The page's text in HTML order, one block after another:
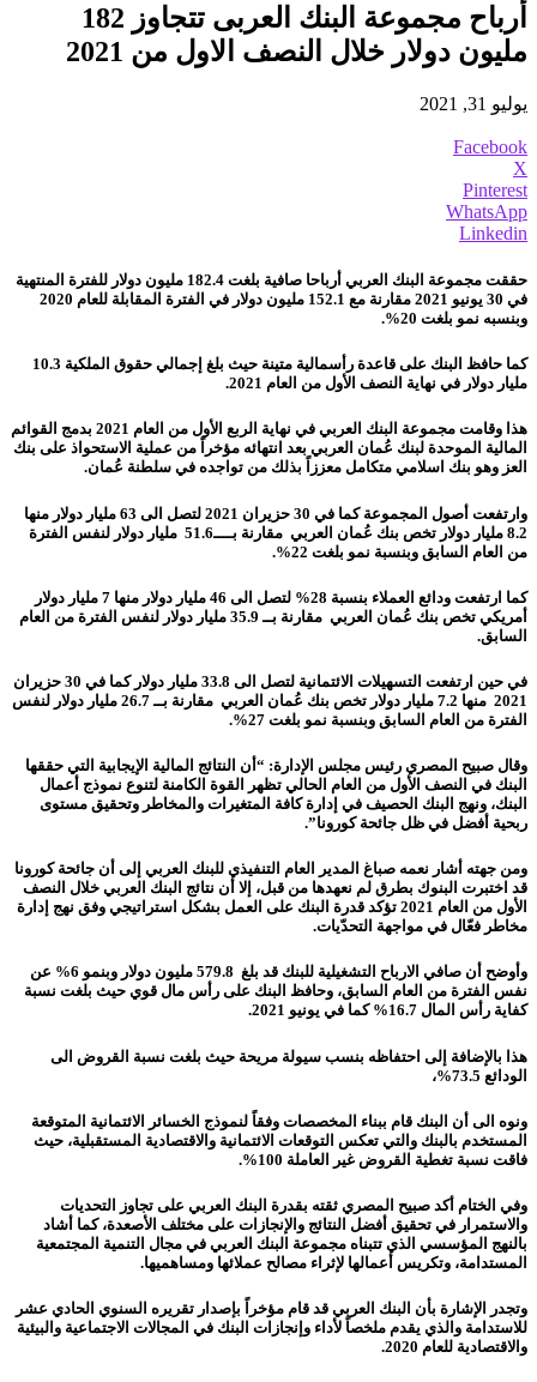
أرباح مجموعة البنك العربى تتجاوز 182
مليون دولار خلال النصف الاول من 2021
يوليو 31, 2021
Facebook
X
Pinterest
WhatsApp
Linkedin
حققت مجموعة البنك العربي أرباحا صافية بلغت 182.4 مليون دولار للفترة المنتهية
في 30 يونيو 2021 مقارنة مع 152.1 مليون دولار في الفترة المقابلة للعام 2020
وبنسبه نمو بلغت 20%.
كما حافظ البنك على قاعدة رأسمالية متينة حيث بلغ إجمالي حقوق الملكية 10.3
مليار دولار في نهاية النصف الأول من العام 2021.
هذا وقامت مجموعة البنك العربي في نهاية الربع الأول من العام 2021 بدمج القوائم
المالية الموحدة لبنك عُمان العربي بعد انتهائه مؤخراً من عملية الاستحواذ على بنك
العز وهو بنك اسلامي متكامل معززاً بذلك من تواجده في سلطنة عُمان.
وارتفعت أصول المجموعة كما في 30 حزيران 2021 لتصل الى 63 مليار دولار منها
8.2 مليار دولار تخص بنك عُمان العربي مقارنة بــــ51.6 مليار دولار لنفس الفترة
من العام السابق وبنسبة نمو بلغت 22%.
كما ارتفعت ودائع العملاء بنسبة 28% لتصل الى 46 مليار دولار منها 7 مليار دولار
أمريكي تخص بنك عُمان العربي مقارنة بــ 35.9 مليار دولار لنفس الفترة من العام
السابق.
في حين ارتفعت التسهيلات الائتمانية لتصل الى 33.8 مليار دولار كما في 30 حزيران
2021 منها 7.2 مليار دولار تخص بنك عُمان العربي مقارنة بــ 26.7 مليار دولار لنفس
الفترة من العام السابق وبنسبة نمو بلغت 27%.
وقال صبيح المصري رئيس مجلس الإدارة: “أن النتائج المالية الإيجابية التي حققها
البنك في النصف الأول من العام الحالي تظهر القوة الكامنة لتنوع نموذج أعمال
البنك، ونهج البنك الحصيف في إدارة كافة المتغيرات والمخاطر وتحقيق مستوى
ربحية أفضل في ظل جائحة كورونا”.
ومن جهته أشار نعمه صباغ المدير العام التنفيذي للبنك العربي إلى أن جائحة كورونا
قد اختبرت البنوك بطرق لم نعهدها من قبل، إلا أن نتائج البنك العربي خلال النصف
الأول من العام 2021 تؤكد قدرة البنك على العمل بشكل استراتيجي وفق نهج إدارة
مخاطر فعّال في مواجهة التحدّيات.
وأوضح أن صافي الارباح التشغيلية للبنك قد بلغ 579.8 مليون دولار وبنمو 6% عن
نفس الفترة من العام السابق، وحافظ البنك على رأس مال قوي حيث بلغت نسبة
كفاية رأس المال 16.7% كما في يونيو 2021.
هذا بالإضافة إلى احتفاظه بنسب سيولة مريحة حيث بلغت نسبة القروض الى
الودائع 73.5%،
ونوه الى أن البنك قام ببناء المخصصات وفقاً لنموذج الخسائر الائتمانية المتوقعة
المستخدم بالبنك والتي تعكس التوقعات الائتمانية والاقتصادية المستقبلية، حيث
فاقت نسبة تغطية القروض غير العاملة 100%.
وفي الختام أكد صبيح المصري ثقته بقدرة البنك العربي على تجاوز التحديات
والاستمرار في تحقيق أفضل النتائج والإنجازات على مختلف الأصعدة، كما أشاد
بالنهج المؤسسي الذي تتبناه مجموعة البنك العربي في مجال التنمية المجتمعية
المستدامة، وتكريس أعمالها لإثراء مصالح عملائها ومساهميها.
وتجدر الإشارة بأن البنك العربي قد قام مؤخراً بإصدار تقريره السنوي الحادي عشر
للاستدامة والذي يقدم ملخصاً لأداء وإنجازات البنك في المجالات الاجتماعية والبيئية
والاقتصادية للعام 2020.